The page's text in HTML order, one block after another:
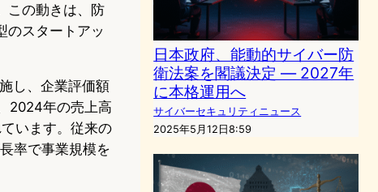
この動きは、防
のスタートアッ
し、企業評価額
2024年の売上高
います。従来の
率で事業規模を
日本政府、能動的サイバー防
衛法案を閣議決定 ― 2027年
に本格運用へ
サイバーセキュリティニュース
2025年5月12日8:59